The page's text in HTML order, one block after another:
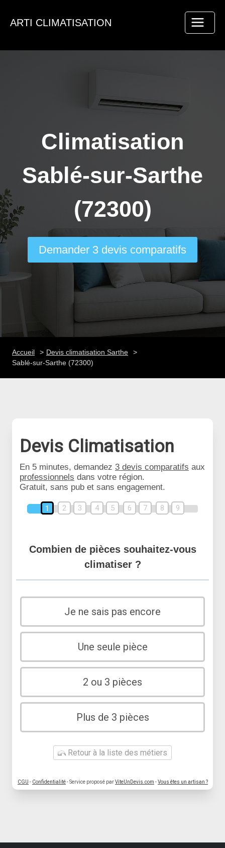
ARTI CLIMATISATION
Climatisation
Sablé-sur-Sarthe
(72300)
Demander 3 devis comparatifs
Accueil
Devis climatisation Sarthe
Sablé-sur-Sarthe (72300)
Devis Climatisation
En 5 minutes, demandez 3 devis comparatifs aux
professionnels dans votre région.
Gratuit, sans pub et sans engagement.
1 2 3 4 5 6 7 8 9
Combien de pièces souhaitez-vous
climatiser ?
Je ne sais pas encore
Une seule pièce
2 ou 3 pièces
Plus de 3 pièces
Retour à la liste des métiers
CGU - Confidentialité- Service proposé parViteUnDevis.com -Vous êtes un artisan ?